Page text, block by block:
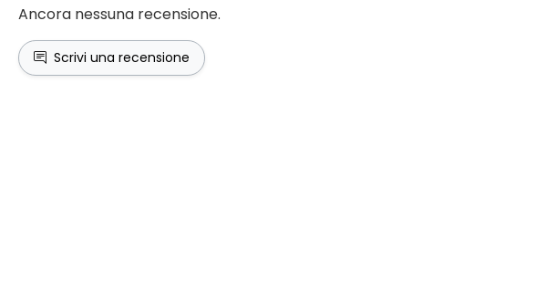
Ancora nessuna recensione.
Scrivi una recensione